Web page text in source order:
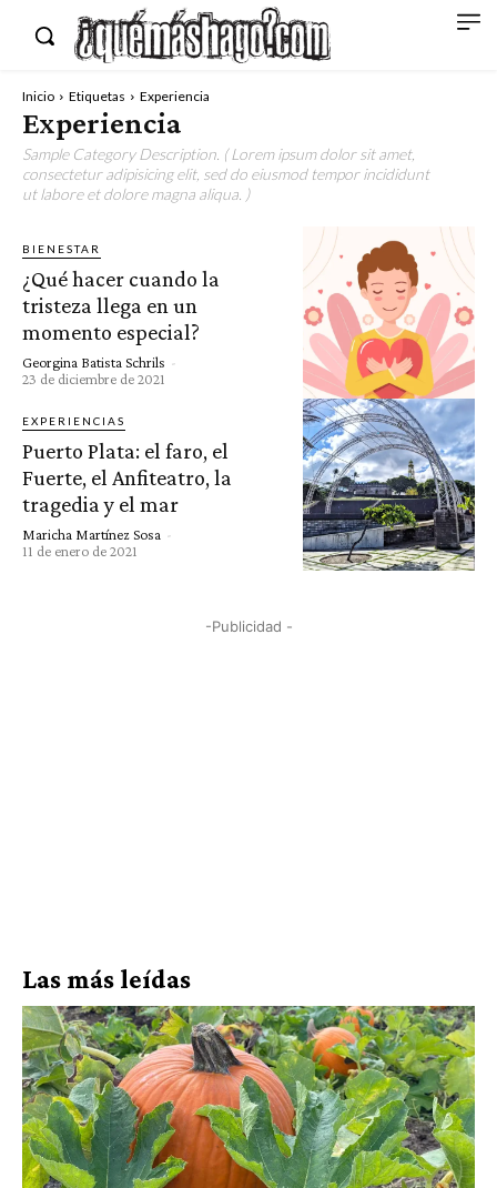
Inicio Etiquetas Experiencia
Experiencia
Sample Category Description. ( Lorem ipsum dolor sit amet,
consectetur adipisicing elit, sed do eiusmod tempor incididunt
ut labore et dolore magna aliqua. )
BIENESTAR
¿Qué hacer cuando la
tristeza llega en un
momento especial?
Georgina Batista Schrils -
23 de diciembre de 2021
EXPERIENCIAS
Puerto Plata: el faro, el
Fuerte, el Anfiteatro, la
tragedia y el mar
Maricha Martínez Sosa -
11 de enero de 2021
-Publicidad -
Las más leídas